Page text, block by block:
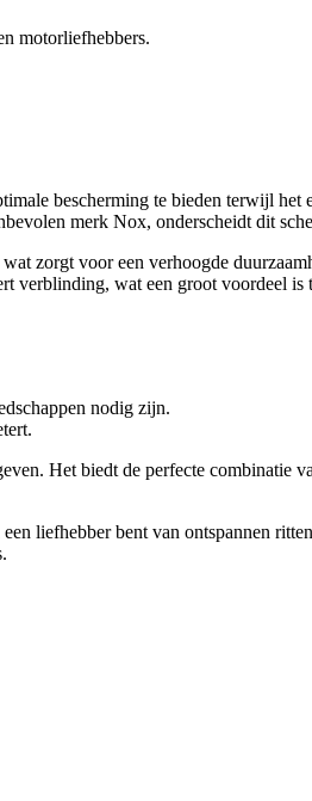
motorliefhebbers.
bescherming te bieden terwijl
merk Nox, onderscheidt dit
zorgt voor een verhoogde
verblinding, wat een groot voordeel is
nodig zijn.
Het biedt de perfecte combinatie
liefhebber bent van ontspannen